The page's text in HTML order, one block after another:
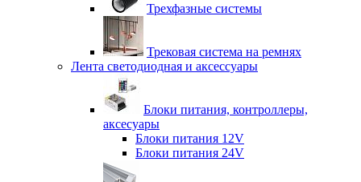
Трехфазные системы
Трековая система на ремнях
Лента светодиодная и аксессуары
Блоки питания, контроллеры,
аксесуары
Блоки питания 12V
Блоки питания 24V